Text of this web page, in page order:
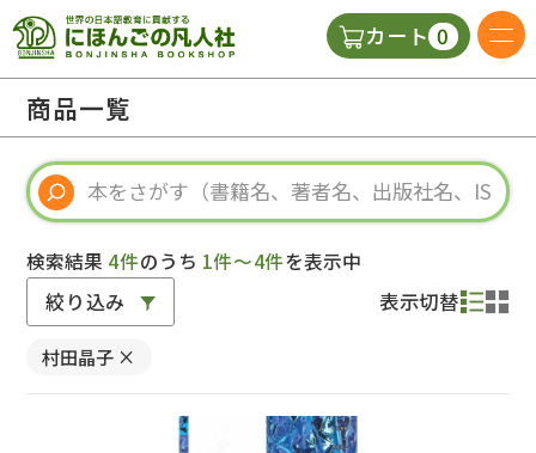
カート 0
視聴覚・補助教材
教師用参考書
商品一覧
検索結果 4件のうち 1件～4件を表示中
絞り込み 表示切替
村田晶子 ×